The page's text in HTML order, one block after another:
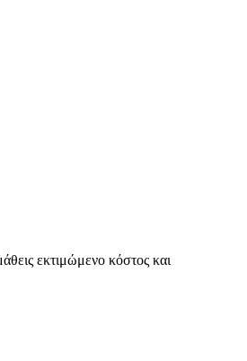
εκτιμώμενο κόστος και